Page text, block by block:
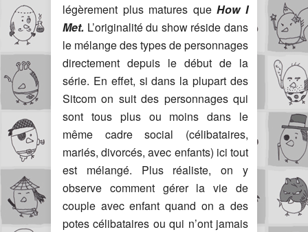
légèrement plus matures queHow I
Met. L’originalité du show réside dans
le mélange des types de personnages
directement depuis le début de la
série. En effet, si dans la plupart des
Sitcom on suit des personnages qui
sont tous plus ou moins dans le
même cadre social (célibataires,
mariés, divorcés, avec enfants) ici tout
est mélangé. Plus réaliste, on y
observe comment gérer la vie de
couple avec enfant quand on a des
potes célibataires ou qui n’ont jamais